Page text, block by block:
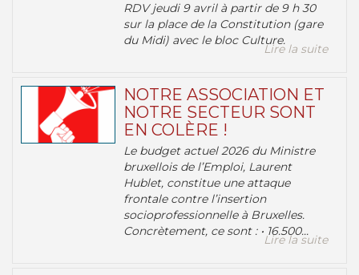
RDV jeudi 9 avril à partir de 9 h 30
sur la place de la Constitution (gare
du Midi) avec le bloc Culture.
Lire la suite
NOTRE ASSOCIATION ET
NOTRE SECTEUR SONT
EN COLÈRE !
Le budget actuel 2026 du Ministre
bruxellois de l’Emploi, Laurent
Hublet, constitue une attaque
frontale contre l’insertion
socioprofessionnelle à Bruxelles.
Concrètement, ce sont : • 16.500...
Lire la suite